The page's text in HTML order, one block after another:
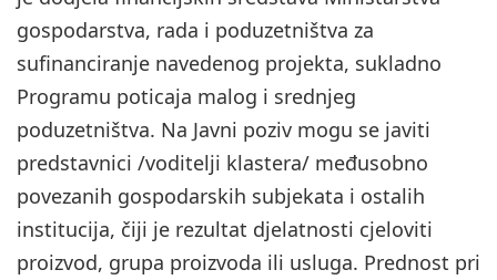
gospodarstva, rada i poduzetništva za
sufinanciranje navedenog projekta, sukladno
Programu poticaja malog i srednjeg
poduzetništva. Na Javni poziv mogu se javiti
predstavnici /voditelji klastera/ međusobno
povezanih gospodarskih subjekata i ostalih
institucija, čiji je rezultat djelatnosti cjeloviti
proizvod, grupa proizvoda ili usluga. Prednost pri